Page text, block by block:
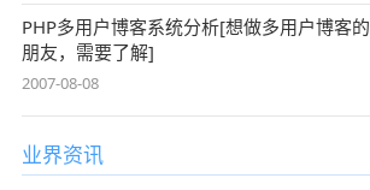
PHP多用户博客系统分析[想做多用户博客的
朋友，需要了解]
2007-08-08
业界资讯